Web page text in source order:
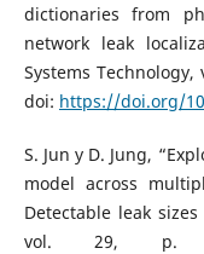
dictionaries from
network leak
Systems
doi: https://doi.org/
S. Jun y D. Jung,
model across
Detectable leak
vol. 29, p.